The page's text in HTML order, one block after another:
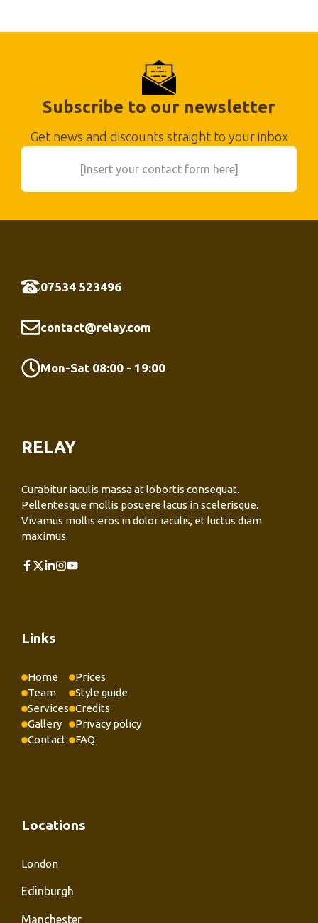
Subscribe to our newsletter
Get news and discounts straight to your inbox
[Insert your contact form here]
07534 523496
contact@relay.com
Mon-Sat 08:00 - 19:00
RELAY
Curabitur iaculis massa at lobortis consequat.
Pellentesque mollis posuere lacus in scelerisque.
Vivamus mollis eros in dolor iaculis, et luctus diam
maximus.
Links
Home
Team
Services
Gallery
Contact
Prices
Style guide
Credits
Privacy policy
FAQ
Locations
London
Edinburgh
Manchester